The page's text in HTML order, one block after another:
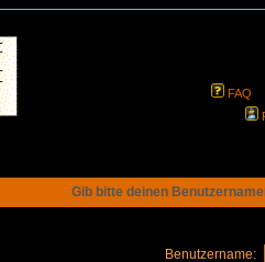
FAQ
Gib bitte deinen
Benutzername: